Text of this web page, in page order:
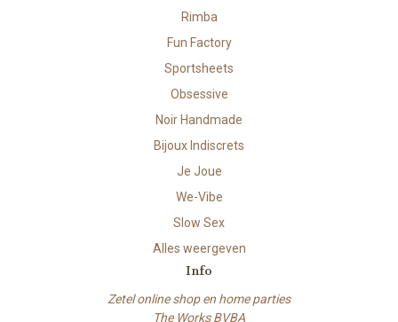
Rimba
Fun Factory
Sportsheets
Obsessive
Noir Handmade
Bijoux Indiscrets
Je Joue
We-Vibe
Slow Sex
Alles weergeven
Info
Zetel online shop en home parties
The Works BVBA